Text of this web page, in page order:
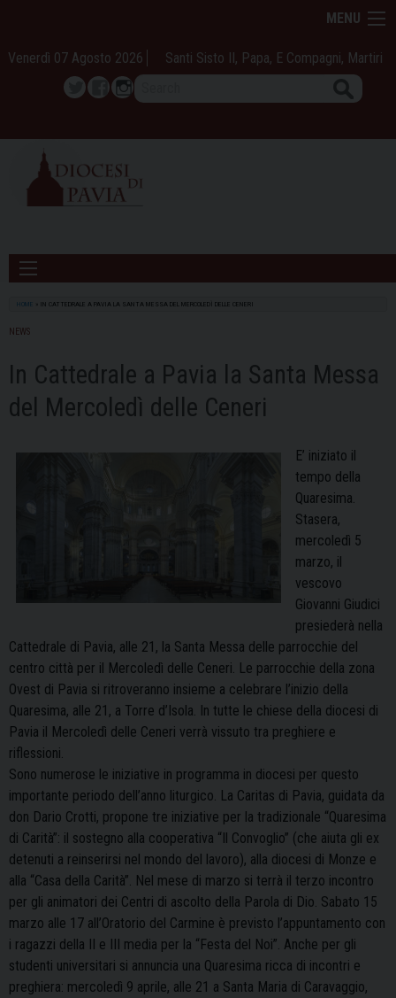
content
MENU
Venerdì 07 Agosto 2026 Santi Sisto II, Papa, E Compagni, Martiri
TwitterFacebook
Instagram
HOME IN CATTEDRALE A PAVIA LA SANTA MESSA DEL MERCOLEDÌ DELLE CENERI
NEWS
In Cattedrale a Pavia la Santa Messa
del Mercoledì delle Ceneri
E’ iniziato il
tempo della
Quaresima.
Stasera,
mercoledì 5
marzo, il
vescovo
Giovanni Giudici
presiederà nella
Cattedrale di Pavia, alle 21, la Santa Messa delle parrocchie del
centro città per il Mercoledì delle Ceneri. Le parrocchie della zona
Ovest di Pavia si ritroveranno insieme a celebrare l’inizio della
Quaresima, alle 21, a Torre d’Isola. In tutte le chiese della diocesi di
Pavia il Mercoledì delle Ceneri verrà vissuto tra preghiere e
riflessioni.
Sono numerose le iniziative in programma in diocesi per questo
importante periodo dell’anno liturgico. La Caritas di Pavia, guidata da
don Dario Crotti, propone tre iniziative per la tradizionale “Quaresima
di Carità”: il sostegno alla cooperativa “Il Convoglio” (che aiuta gli ex
detenuti a reinserirsi nel mondo del lavoro), alla diocesi di Monze e
alla “Casa della Carità”. Nel mese di marzo si terrà il terzo incontro
per gli animatori dei Centri di ascolto della Parola di Dio. Sabato 15
marzo alle 17 all’Oratorio del Carmine è previsto l’appuntamento con
i ragazzi della II e III media per la “Festa del Noi”. Anche per gli
studenti universitari si annuncia una Quaresima ricca di incontri e
preghiera: mercoledì 9 aprile, alle 21 a Santa Maria di Caravaggio,